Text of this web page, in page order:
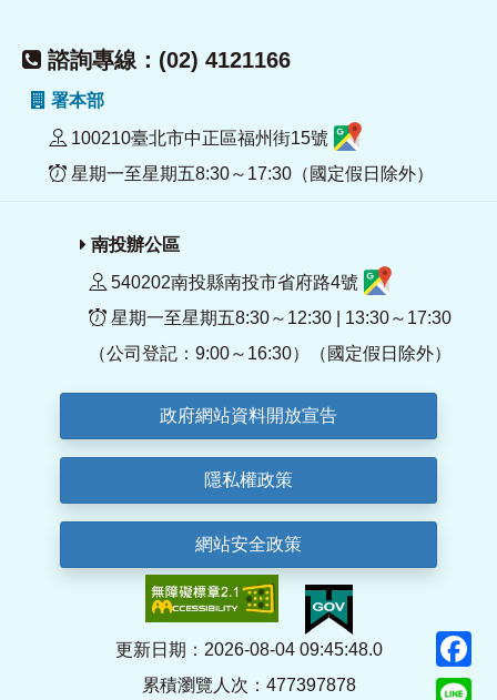
諮詢專線：(02) 4121166
署本部
100210臺北市中正區福州街15號
星期一至星期五8:30～17:30（國定假日除外）
南投辦公區
540202南投縣南投市省府路4號
星期一至星期五8:30～12:30 | 13:30～17:30
（公司登記：9:00～16:30）（國定假日除外）
政府網站資料開放宣告
隱私權政策
網站安全政策
更新日期：2026-08-04 09:45:48.0
累積瀏覽人次：477397878